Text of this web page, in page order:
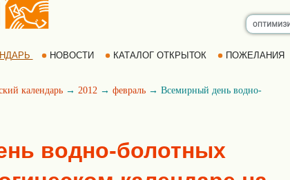
НОВОСТИ КАТАЛОГ ОТКРЫТОК ПОЖЕЛАНИЯ
календарь → 2012 → февраль → Всемирный день водно-
водно-болотных